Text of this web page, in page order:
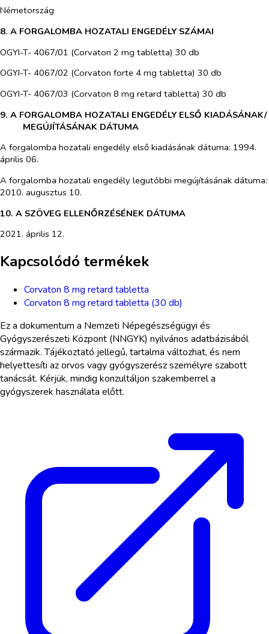
Németország
8. A FORGALOMBA HOZATALI ENGEDÉLY SZÁMAI
OGYI-T- 4067/01 (Corvaton 2 mg tabletta) 30 db
OGYI-T- 4067/02 (Corvaton forte 4 mg tabletta) 30 db
OGYI-T- 4067/03 (Corvaton 8 mg retard tabletta) 30 db
9. A FORGALOMBA HOZATALI ENGEDÉLY ELSŐ KIADÁSÁNAK/
MEGÚJÍTÁSÁNAK DÁTUMA
A forgalomba hozatali engedély első kiadásának dátuma: 1994.
április 06.
A forgalomba hozatali engedély legutóbbi megújításának dátuma:
2010. augusztus 10.
10. A SZÖVEG ELLENŐRZÉSÉNEK DÁTUMA
2021. április 12.
Kapcsolódó termékek
Corvaton 8 mg retard tabletta
Corvaton 8 mg retard tabletta (30 db)
Ez a dokumentum a Nemzeti Népegészségügyi és
Gyógyszerészeti Központ (NNGYK) nyilvános adatbázisából
származik. Tájékoztató jellegű, tartalma változhat, és nem
helyettesíti az orvos vagy gyógyszerész személyre szabott
tanácsát. Kérjük, mindig konzultáljon szakemberrel a
gyógyszerek használata előtt.